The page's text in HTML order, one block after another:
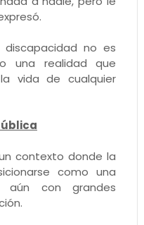
discapacidad no es
una realidad que
vida de cualquier
contexto donde la
como una
aún con grandes